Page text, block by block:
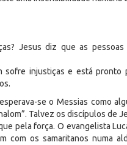
Jesus diz que as
sofre injustiças e está pronto
se o Messias como
Talvez os discípulos de
pela força. O evangelista
com os samaritanos numa